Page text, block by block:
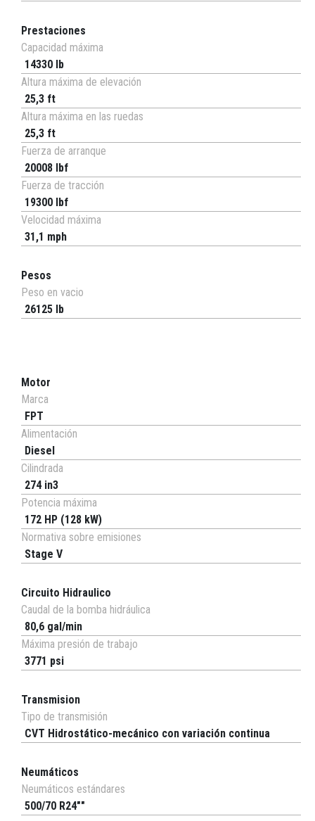
Prestaciones
Capacidad máxima
14330 lb
Altura máxima de elevación
25,3 ft
Altura máxima en las ruedas
25,3 ft
Fuerza de arranque
20008 lbf
Fuerza de tracción
19300 lbf
Velocidad máxima
31,1 mph
Pesos
Peso en vacio
26125 lb
Motor
Marca
FPT
Alimentación
Diesel
Cilindrada
274 in3
Potencia máxima
172 HP (128 kW)
Normativa sobre emisiones
Stage V
Circuito Hidraulico
Caudal de la bomba hidráulica
80,6 gal/min
Máxima presión de trabajo
3771 psi
Transmision
Tipo de transmisión
CVT Hidrostático-mecánico con variación continua
Neumáticos
Neumáticos estándares
500/70 R24""